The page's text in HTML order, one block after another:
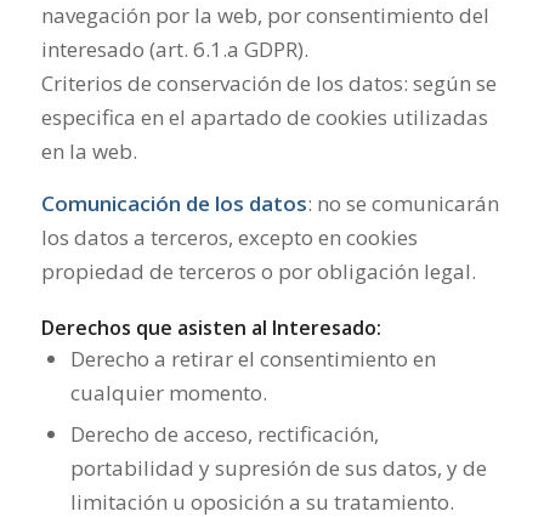
navegación por la web, por consentimiento del
interesado (art. 6.1.a GDPR).
Criterios de conservación de los datos: según se
especifica en el apartado de cookies utilizadas
en la web.
Comunicación de los datos: no se comunicarán
los datos a terceros, excepto en cookies
propiedad de terceros o por obligación legal.
Derechos que asisten al Interesado:
Derecho a retirar el consentimiento en
cualquier momento.
Derecho de acceso, rectificación,
portabilidad y supresión de sus datos, y de
limitación u oposición a su tratamiento.